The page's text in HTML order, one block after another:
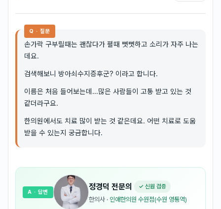
Q · 질문
손가락 구부릴때는 괜찮다가 펼때 뻣뻣하고 소리가 자주 나는
데요.
검색해보니 방아쇠수지증후군? 이라고 합니다.
이름은 처음 들어보는데...많은 사람들이 고통 받고 있는 것
같더라구요.
한의원에서도 치료 많이 받는 것 같은데요. 어떤 치료로 도움
받을 수 있는지 궁금합니다.
정경덕 전문의 ✓ 신원 검증
한의사 · 인애한의원 수원점(수원 영통역)
A · 답변